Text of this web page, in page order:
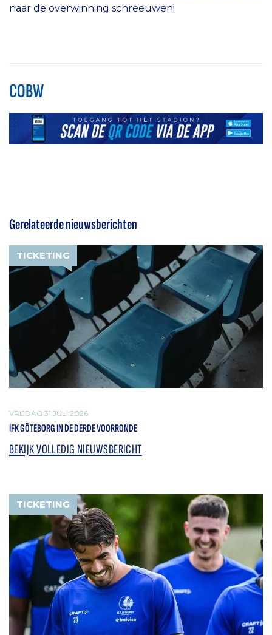
naar de overwinning schreeuwen!
COBW
Gerelateerde nieuwsberichten
TICKETING
VRIJDAG 31 JULI 2026
IFK GÖTEBORG IN DE DERDE VOORRONDE
BEKIJK VOLLEDIG NIEUWSBERICHT
TICKETING